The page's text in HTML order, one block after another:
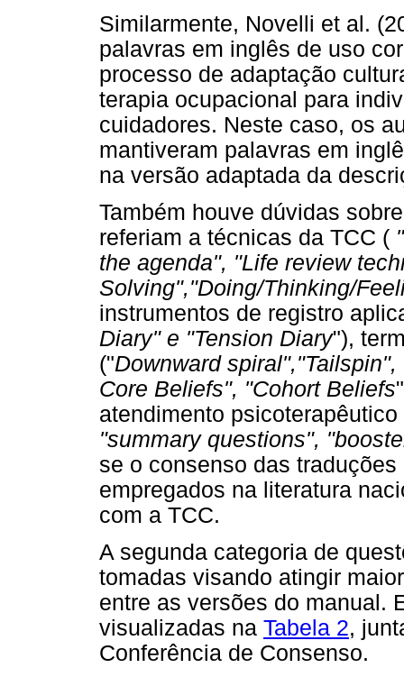
Similarmente, Novelli et al.
palavras em inglês de uso
processo de adaptação
terapia ocupacional para
cuidadores. Neste caso, os
mantiveram palavras em
na versão adaptada da
Também houve dúvidas
referiam a técnicas da TCC (
the agenda", "Life review
Solving","Doing/Thinking/
instrumentos de registro
Diary" e "Tension Diary"),
("Downward
Core Beliefs", "Cohort Beliefs
atendimento
"summary questions",
se o consenso das
empregados na literatura
com a TCC.
A segunda categoria de
tomadas visando atingir
entre as versões do manual.
visualizadas na Tabela 2,
Conferência de Consenso.